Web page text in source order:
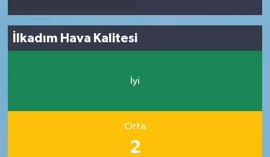
İlkadım Hava Kalitesi
İyi
Orta
2